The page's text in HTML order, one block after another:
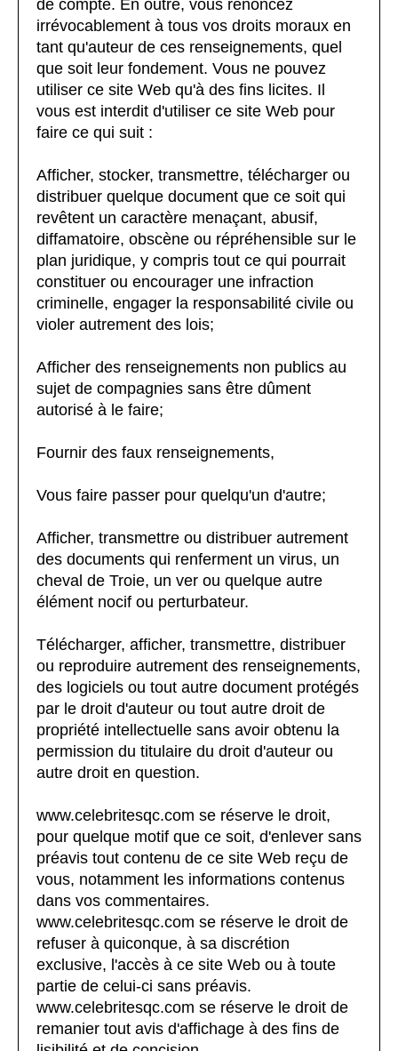
de compte. En outre, vous renoncez
irrévocablement à tous vos droits moraux en
tant qu'auteur de ces renseignements, quel
que soit leur fondement. Vous ne pouvez
utiliser ce site Web qu'à des fins licites. Il
vous est interdit d'utiliser ce site Web pour
faire ce qui suit :
Afficher, stocker, transmettre, télécharger ou
distribuer quelque document que ce soit qui
revêtent un caractère menaçant, abusif,
diffamatoire, obscène ou répréhensible sur le
plan juridique, y compris tout ce qui pourrait
constituer ou encourager une infraction
criminelle, engager la responsabilité civile ou
violer autrement des lois;
Afficher des renseignements non publics au
sujet de compagnies sans être dûment
autorisé à le faire;
Fournir des faux renseignements,
Vous faire passer pour quelqu'un d'autre;
Afficher, transmettre ou distribuer autrement
des documents qui renferment un virus, un
cheval de Troie, un ver ou quelque autre
élément nocif ou perturbateur.
Télécharger, afficher, transmettre, distribuer
ou reproduire autrement des renseignements,
des logiciels ou tout autre document protégés
par le droit d'auteur ou tout autre droit de
propriété intellectuelle sans avoir obtenu la
permission du titulaire du droit d'auteur ou
autre droit en question.
www.celebritesqc.com se réserve le droit,
pour quelque motif que ce soit, d'enlever sans
préavis tout contenu de ce site Web reçu de
vous, notamment les informations contenus
dans vos commentaires.
www.celebritesqc.com se réserve le droit de
refuser à quiconque, à sa discrétion
exclusive, l'accès à ce site Web ou à toute
partie de celui-ci sans préavis.
www.celebritesqc.com se réserve le droit de
remanier tout avis d'affichage à des fins de